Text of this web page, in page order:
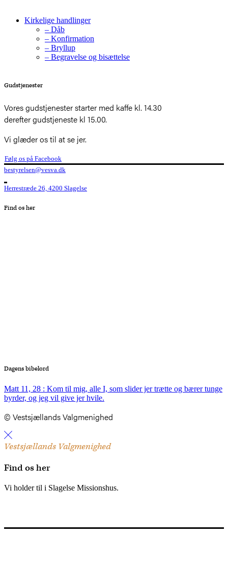
Kirkelige handlinger
– Dåb
– Konfirmation
– Bryllup
– Begravelse og bisættelse
Gudstjenester
Vores gudstjenester starter med kaffe kl. 14.30
derefter gudstjeneste kl 15.00.
Vi glæder os til at se jer.
Følg os på Facebook
bestyrelsen@vesva.dk
Herrestræde 26, 4200 Slagelse
Find os her
Dagens bibelord
Matt 11, 28 : Kom til mig, alle I, som slider jer trætte og bærer tunge
byrder, og jeg vil give jer hvile.
© Vestsjællands Valgmenighed
Vestsjællands Valgmenighed
Find os her
Vi holder til i Slagelse Missionshus.